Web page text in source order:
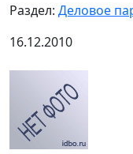
Раздел: Деловое
16.12.2010